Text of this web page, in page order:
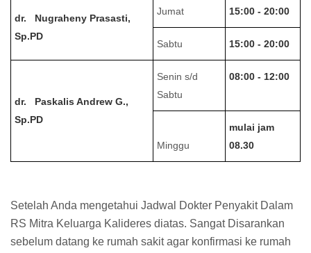
dr. Nugraheny Prasasti,
Sp.PD
Jumat 15:00 - 20:00
Sabtu 15:00 - 20:00
dr. Paskalis Andrew G.,
Sp.PD
Senin s/d
Sabtu
08:00 - 12:00
Minggu
mulai jam
08.30
Setelah Anda mengetahui Jadwal Dokter Penyakit Dalam
RS Mitra Keluarga Kalideres diatas. Sangat Disarankan
sebelum datang ke rumah sakit agar konfirmasi ke rumah